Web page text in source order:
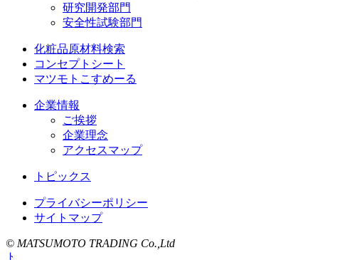
研究開発部門
安全性試験部門
化粧品原材料検索
コンセプトシート
マツモトこすめーる
企業情報
ご挨拶
企業理念
アクセスマップ
トピックス
プライバシーポリシー
サイトマップ
© MATSUMOTO TRADING Co.,Ltd